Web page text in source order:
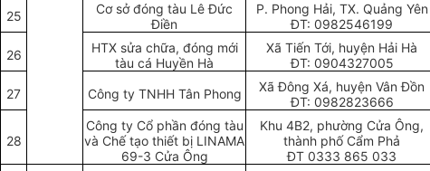
25
Cơ sở đóng tàu Lê Đức
Điền
P. Phong Hải, TX. Quảng Yên
ĐT: 0982546199
26
HTX sửa chữa, đóng mới
tàu cá Huyền Hà
Xã Tiến Tới, huyện Hải Hà
ĐT: 0904327005
27 Công ty TNHH Tân Phong
Xã Đông Xá, huyện Vân Đồn
ĐT: 0982823666
28
Công ty Cổ phần đóng tàu
và Chế tạo thiết bị LINAMA
69-3 Cửa Ông
Khu 4B2, phường Cửa Ông,
thành phố Cẩm Phả
ĐT 0333 865 033